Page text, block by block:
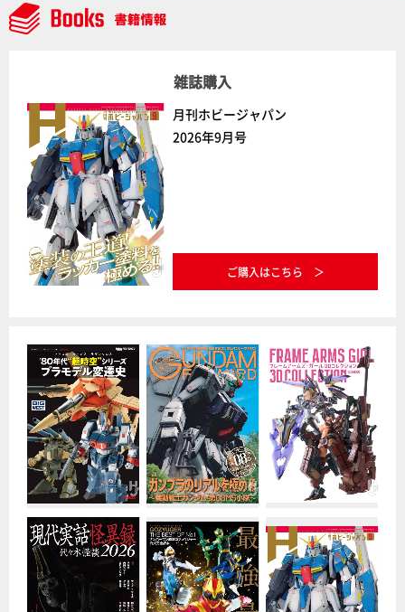
雑誌購入
月刊ホビージャパン
2026年9月号
ご購入はこちら